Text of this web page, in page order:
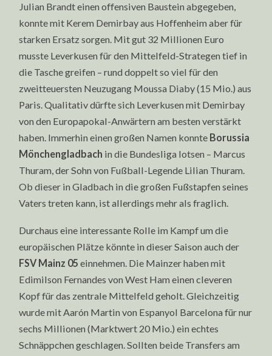
Julian Brandt einen offensiven Baustein abgegeben,
konnte mit Kerem Demirbay aus Hoffenheim aber für
starken Ersatz sorgen. Mit gut 32 Millionen Euro
musste Leverkusen für den Mittelfeld-Strategen tief in
die Tasche greifen – rund doppelt so viel für den
zweitteuersten Neuzugang Moussa Diaby (15 Mio.) aus
Paris. Qualitativ dürfte sich Leverkusen mit Demirbay
von den Europapokal-Anwärtern am besten verstärkt
haben. Immerhin einen großen Namen konnte Borussia
Mönchengladbach in die Bundesliga lotsen – Marcus
Thuram, der Sohn von Fußball-Legende Lilian Thuram.
Ob dieser in Gladbach in die großen Fußstapfen seines
Vaters treten kann, ist allerdings mehr als fraglich.
Durchaus eine interessante Rolle im Kampf um die
europäischen Plätze könnte in dieser Saison auch der
FSV Mainz 05 einnehmen. Die Mainzer haben mit
Edimilson Fernandes von West Ham einen cleveren
Kopf für das zentrale Mittelfeld geholt. Gleichzeitig
wurde mit Aarón Martin von Espanyol Barcelona für nur
sechs Millionen (Marktwert 20 Mio.) ein echtes
Schnäppchen geschlagen. Sollten beide Transfers am